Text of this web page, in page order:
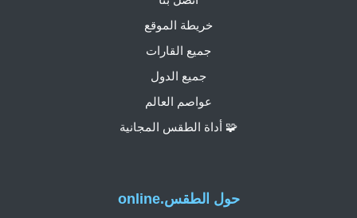
حول الطقس.online
خريطة الموقع
جميع القارات
جميع الدول
عواصم العالم
🧩 أداة الطقس المجانية